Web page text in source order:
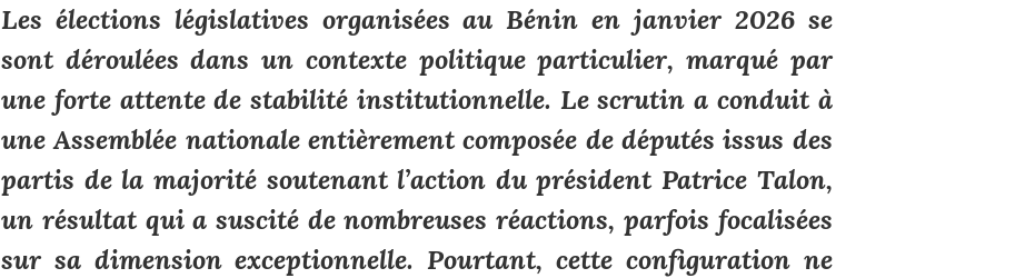
Les élections législatives organisées au Bénin en janvier 2026 se
sont déroulées dans un contexte politique particulier, marqué par
une forte attente de stabilité institutionnelle. Le scrutin a conduit à
une Assemblée nationale entièrement composée de députés issus des
partis de la majorité soutenant l’action du président Patrice Talon,
un résultat qui a suscité de nombreuses réactions, parfois focalisées
sur sa dimension exceptionnelle. Pourtant, cette configuration ne